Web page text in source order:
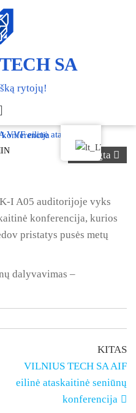
SA
rytojų!
Išjungta
ataskaitinė seniūnų konferencija
I A05 auditorijoje vyks
konferencija, kurios
pristatys pusės metų
dalyvavimas –
KITAS
VILNIUS TECH SA AIF
eilinė ataskaitinė seniūnų
konferencija